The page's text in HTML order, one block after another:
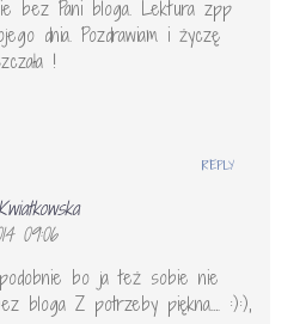
bez Pani bloga. Lektura zpp
dnia. Pozdrawiam i życzę
!
09:06
bo ja też sobie nie
bloga Z potrzeby piękna…. :):),
REPLY